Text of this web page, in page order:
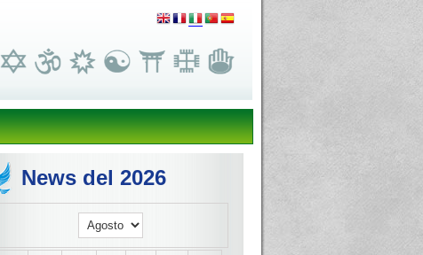
News del 2026